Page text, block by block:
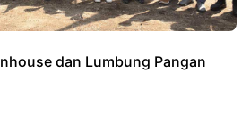
dan Lumbung Pangan